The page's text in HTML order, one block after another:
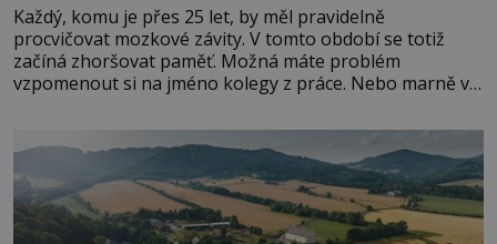
Každý, komu je přes 25 let, by měl pravidelně
procvičovat mozkové závity. V tomto období se totiž
začíná zhoršovat paměť. Možná máte problém
vzpomenout si na jméno kolegy z práce. Nebo marně v
Je to opravdu tak, s věkem jako kdyby se paměť
rozhodla stávkovat. Cvičte